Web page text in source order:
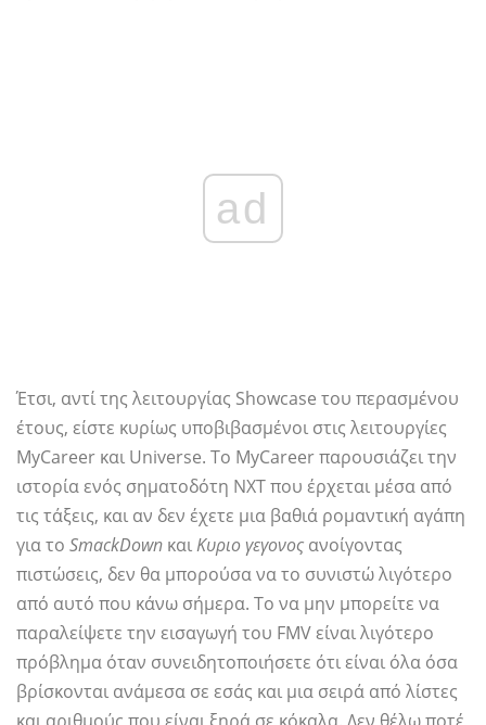
ad
Έτσι, αντί της λειτουργίας Showcase του περασμένου
έτους, είστε κυρίως υποβιβασμένοι στις λειτουργίες
MyCareer και Universe. Το MyCareer παρουσιάζει την
ιστορία ενός σηματοδότη NXT που έρχεται μέσα από
τις τάξεις, και αν δεν έχετε μια βαθιά ρομαντική αγάπη
για το SmackDown καιΚυριο γεγονος ανοίγοντας
πιστώσεις, δεν θα μπορούσα να το συνιστώ λιγότερο
από αυτό που κάνω σήμερα. Το να μην μπορείτε να
παραλείψετε την εισαγωγή του FMV είναι λιγότερο
πρόβλημα όταν συνειδητοποιήσετε ότι είναι όλα όσα
βρίσκονται ανάμεσα σε εσάς και μια σειρά από λίστες